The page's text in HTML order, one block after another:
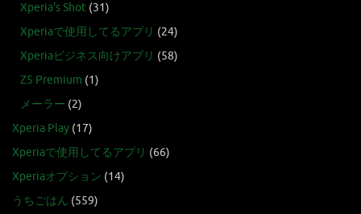
Xperia's Shot (31)
Xperiaで使用してるアプリ (24)
Xperiaビジネス向けアプリ (58)
Z5 Premium (1)
メーラー (2)
Xperia Play (17)
Xperiaで使用してるアプリ (66)
Xperiaオプション (14)
うちごはん (559)